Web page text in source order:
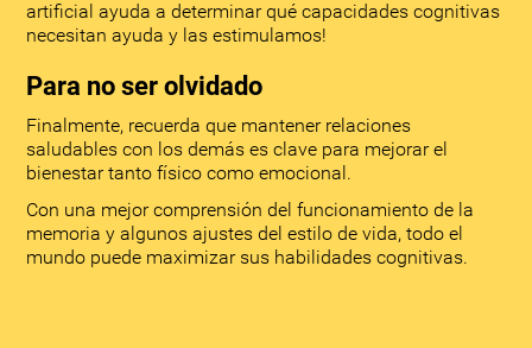
artificial ayuda a determinar qué capacidades cognitivas
necesitan ayuda y las estimulamos!
Para no ser olvidado
Finalmente, recuerda que mantener relaciones
saludables con los demás es clave para mejorar el
bienestar tanto físico como emocional.
Con una mejor comprensión del funcionamiento de la
memoria y algunos ajustes del estilo de vida, todo el
mundo puede maximizar sus habilidades cognitivas.